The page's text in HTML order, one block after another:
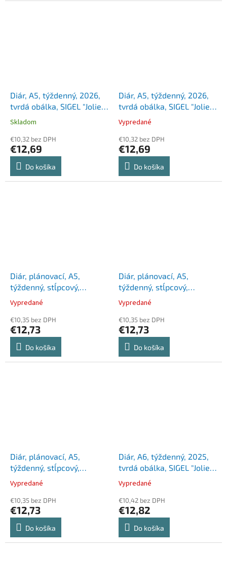
Diár, A5, týždenný, 2026,
tvrdá obálka, SIGEL "Jolie",
mätovo zelený
Skladom
€10,32 bez DPH
€12,69
Do košíka
Diár, A5, týždenný, 2026,
tvrdá obálka, SIGEL "Jolie",
ružový
Vypredané
€10,32 bez DPH
€12,69
Do košíka
Diár, plánovací, A5,
týždenný, stĺpcový,
DAYLINER "Elastic Blue", s
perom
Vypredané
€10,35 bez DPH
€12,73
Do košíka
Diár, plánovací, A5,
týždenný, stĺpcový,
DAYLINER "Smart Blue", s
perom
Vypredané
€10,35 bez DPH
€12,73
Do košíka
Diár, plánovací, A5,
týždenný, stĺpcový,
DAYLINER "Smart Red", s
perom
Vypredané
€10,35 bez DPH
€12,73
Do košíka
Diár, A6, týždenný, 2025,
tvrdá obálka, SIGEL "Jolie",
indigo modrý
Vypredané
€10,42 bez DPH
€12,82
Do košíka